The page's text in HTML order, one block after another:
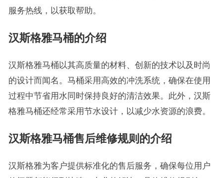
服务热线，以获取帮助。
汉斯格雅马桶的介绍
汉斯格雅马桶以其高质量的材料、创新的技术以及时尚
的设计而闻名。马桶采用高效的冲洗系统，确保在使用
过程中节省用水同时保持良好的清洁效果。此外，汉斯
格雅马桶还经常采用节水设计，以减少水资源的浪费。
汉斯格雅马桶售后维修规则的介绍
汉斯格雅为客户提供标准化的售后服务，确保每位用户